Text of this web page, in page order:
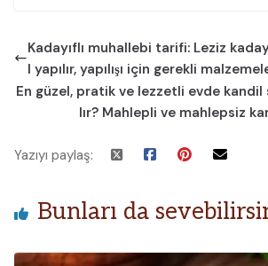
Kadayıflı muhallebi tarifi: Leziz
l yapılır, yapılışı için gerekli
En güzel, pratik ve lezzetli evde kandil
lır? Mahlepli ve mahlepsiz
Yazıyı paylaş:
Bunları da